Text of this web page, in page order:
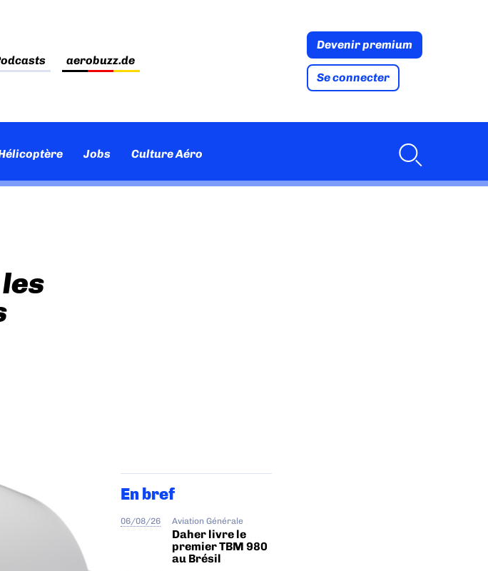
aerobuzz.de
Devenir premium
Se connecter
Jobs Culture Aéro
En bref
06/08/26 Aviation Générale
Daher livre le
premier TBM 980
au Brésil